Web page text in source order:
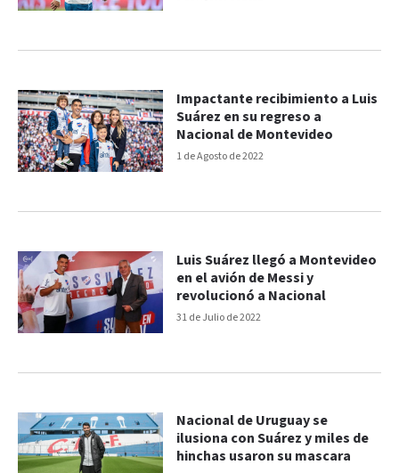
1 de Agosto de 2022
Impactante recibimiento a Luis
Suárez en su regreso a
Nacional de Montevideo
31 de Julio de 2022
Luis Suárez llegó a Montevideo
en el avión de Messi y
revolucionó a Nacional
Nacional de Uruguay se
ilusiona con Suárez y miles de
hinchas usaron su mascara